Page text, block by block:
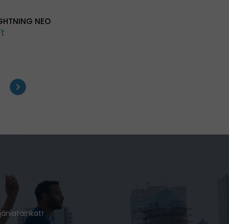
NEO
chevron_right